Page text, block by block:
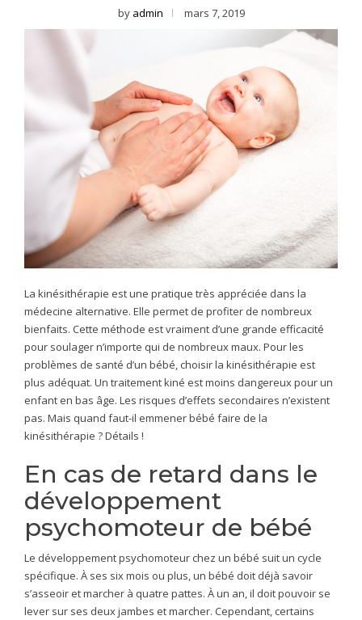
by admin mars 7, 2019
La kinésithérapie est une pratique très appréciée dans la
médecine alternative. Elle permet de profiter de nombreux
bienfaits. Cette méthode est vraiment d’une grande efficacité
pour soulager n’importe qui de nombreux maux. Pour les
problèmes de santé d’un bébé, choisir la kinésithérapie est
plus adéquat. Un traitement kiné est moins dangereux pour un
enfant en bas âge. Les risques d’effets secondaires n’existent
pas. Mais quand faut-il emmener bébé faire de la
kinésithérapie ? Détails !
En cas de retard dans le
développement
psychomoteur de bébé
Le développement psychomoteur chez un bébé suit un cycle
spécifique. À ses six mois ou plus, un bébé doit déjà savoir
s’asseoir et marcher à quatre pattes. À un an, il doit pouvoir se
lever sur ses deux jambes et marcher. Cependant, certains